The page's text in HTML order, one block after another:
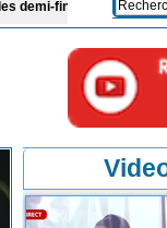
Le chef du CENTCOM